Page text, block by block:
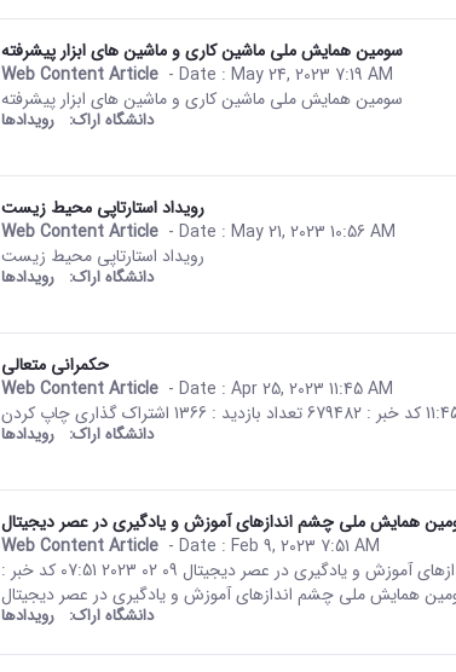
سومین همایش ملی ماشین کاری و ماشین های ابزار پیشرفته
Web Content Article
This result comes from the Persian
- Date : May 24, 2023 7:19 AM
سومین همایش ملی ماشین کاری و ماشین های ابزار پیشرفته
دانشگاه اراک: رویدادها
رویداد استارتاپی محیط زیست
Web Content Article
This result comes from the Persian
- Date : May 21, 2023 10:56 AM
رویداد استارتاپی محیط زیست
دانشگاه اراک: رویدادها
حکمرانی متعالی
Web Content Article
This result comes from the Persian
- Date : Apr 25, 2023 11:45 AM
دانشگاه اراک: رویدادها
همایش ملی چشم اندازهای آموزش و یادگیری در عصر دیجیتال
Web Content Article
This result comes from the
- Date : Feb 9, 2023 7:51 AM
صفحه اصلی جزئیات خبر سومین همایش ملی چشم اندازهای آموزش و یادگیری در عصر دیجیتال 09 02 2023 07:51 کد خبر :
دانشگاه اراک: رویدادها